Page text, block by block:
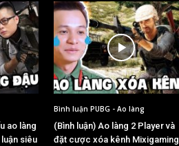
ao làng
luận siêu
Bình luận PUBG - Ao làng
(Bình luận) Ao làng 2 Player và
đặt cược xóa kênh Mixigaming